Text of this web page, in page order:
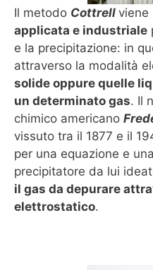
Il metodo Cottrell viene
applicata e industriale
e la precipitazione: in
attraverso la modalità
solide oppure quelle
un determinato gas. Il
chimico americano
vissuto tra il 1877 e il
per una equazione e
precipitatore da lui
il gas da depurare
elettrostatico.